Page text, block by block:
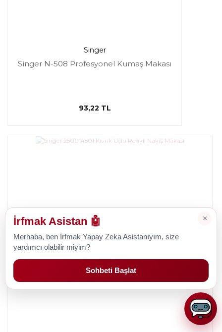
Singer
Singer N-508 Profesyonel Kumaş Makası
93,22 TL
Tükendi
×
İrfmak Asistan 🤖
Merhaba, ben İrfmak Yapay Zeka Asistanıyım, size
yardımcı olabilir miyim?
Sohbeti Başlat